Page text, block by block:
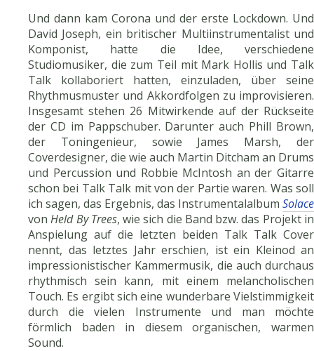
Und dann kam Corona und der erste Lockdown. Und
David Joseph, ein britischer Multiinstrumentalist und
Komponist, hatte die Idee, verschiedene
Studiomusiker, die zum Teil mit Mark Hollis und Talk
Talk kollaboriert hatten, einzuladen, über seine
Rhythmusmuster und Akkordfolgen zu improvisieren.
Insgesamt stehen 26 Mitwirkende auf der Rückseite
der CD im Pappschuber. Darunter auch Phill Brown,
der Toningenieur, sowie James Marsh, der
Coverdesigner, die wie auch Martin Ditcham an Drums
und Percussion und Robbie McIntosh an der Gitarre
schon bei Talk Talk mit von der Partie waren. Was soll
ich sagen, das Ergebnis, das Instrumentalalbum Solace
vonHeld By Trees, wie sich die Band bzw. das Projekt in
Anspielung auf die letzten beiden Talk Talk Cover
nennt, das letztes Jahr erschien, ist ein Kleinod an
impressionistischer Kammermusik, die auch durchaus
rhythmisch sein kann, mit einem melancholischen
Touch. Es ergibt sich eine wunderbare Vielstimmigkeit
durch die vielen Instrumente und man möchte
förmlich baden in diesem organischen, warmen
Sound.